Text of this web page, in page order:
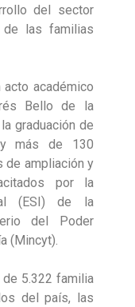
del sector
de las familias
acto académico
Bello de la
graduación de
más de 130
de ampliación y
por la
(ESI) de la
del Poder
(Mincyt).
5.322 familia
del país, las